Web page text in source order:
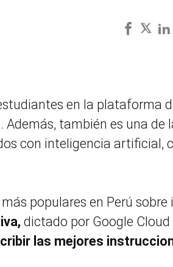
en la plataforma
también es una de
con inteligencia artificial,
populares en Perú
dictado por Google Cloud
las mejores